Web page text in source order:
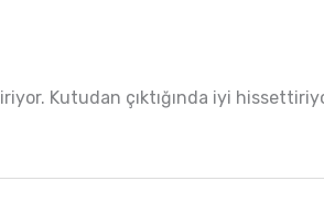
Kutudan çıktığında iyi